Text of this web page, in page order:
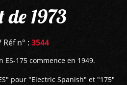
de 1973
Réf n° : 3544
175 commence en 1949.
pour "Electric Spanish" et "175"